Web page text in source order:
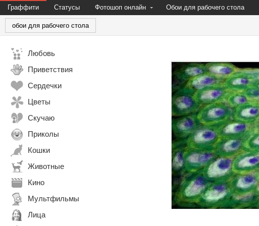
Граффити Статусы Фотошоп онлайн Обои для рабочего стола
обои для рабочего стола
Любовь
Приветствия
Сердечки
Цветы
Скучаю
Приколы
Кошки
Животные
Кино
Мультфильмы
Лица